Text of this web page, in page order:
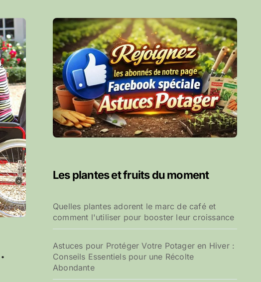
Les plantes et fruits du moment
Quelles plantes adorent le marc de café et
comment l'utiliser pour booster leur croissance
Astuces pour Protéger Votre Potager en Hiver :
Conseils Essentiels pour une Récolte
Abondante